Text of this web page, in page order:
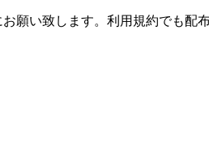
願い致します。利用規約でも配